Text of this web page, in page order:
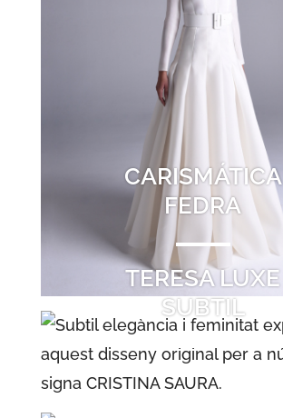
CARISMÁTICA
FEDRA
TERESA LUXE
SUBTIL